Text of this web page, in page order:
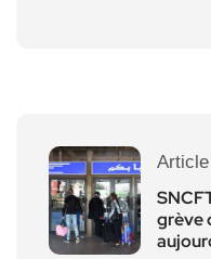
grève